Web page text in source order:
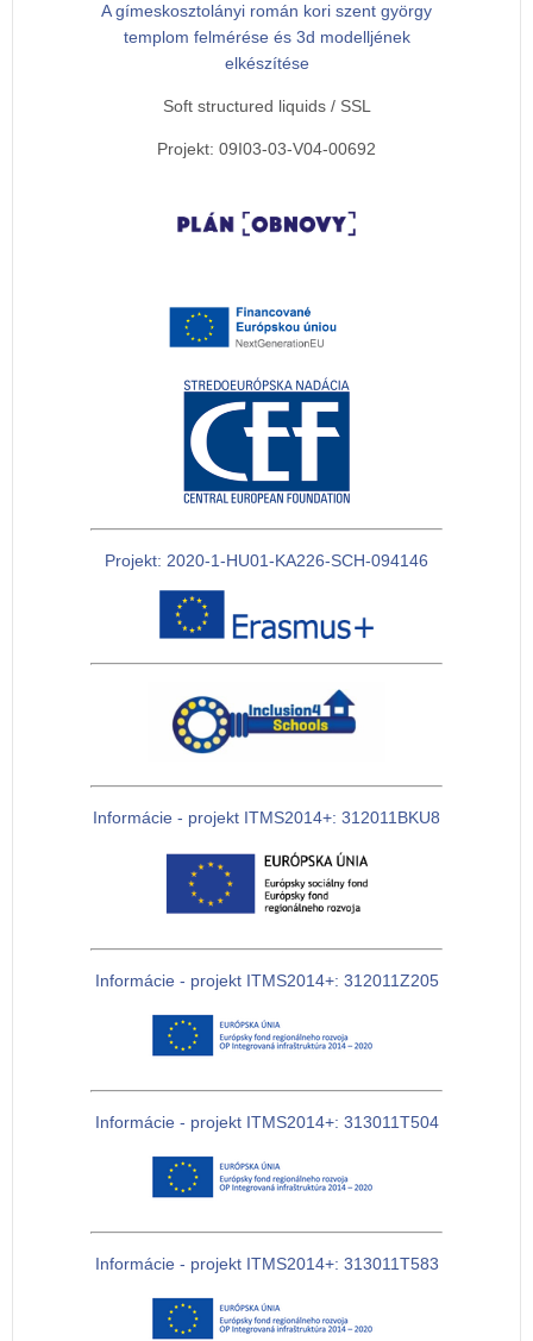
A gímeskosztolányi román kori szent györgy
templom felmérése és 3d modelljének
elkészítése
Soft structured liquids / SSL
Projekt: 09I03-03-V04-00692
Projekt: 2020-1-HU01-KA226-SCH-094146
Informácie - projekt ITMS2014+: 312011BKU8
Informácie - projekt ITMS2014+: 312011Z205
Informácie - projekt ITMS2014+: 313011T504
Informácie - projekt ITMS2014+: 313011T583